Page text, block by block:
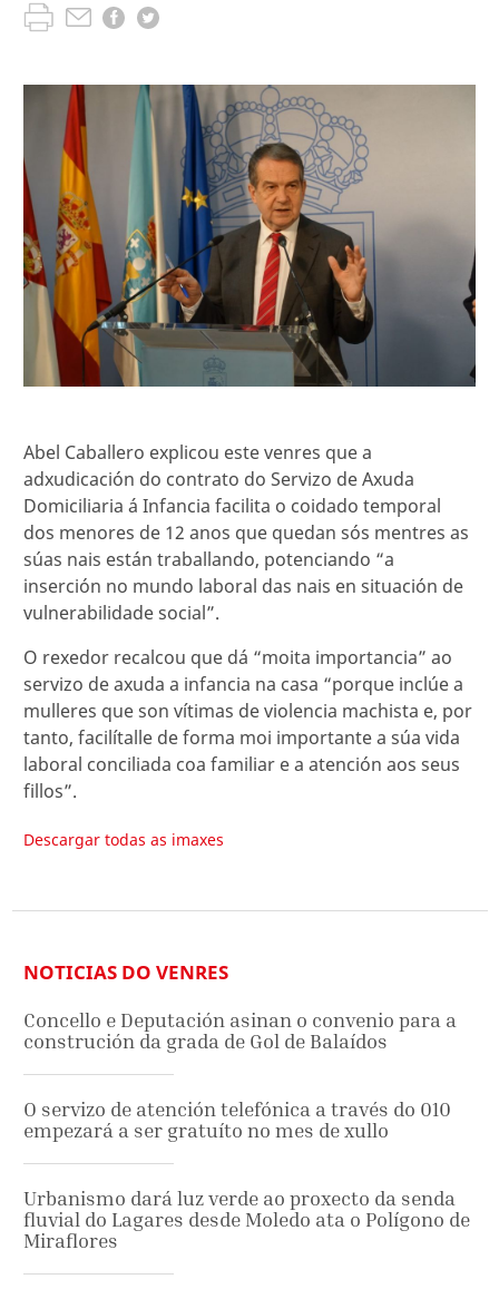
Abel Caballero explicou este venres que a
adxudicación do contrato do Servizo de Axuda
Domiciliaria á Infancia facilita o coidado temporal
dos menores de 12 anos que quedan sós mentres as
súas nais están traballando, potenciando “a
inserción no mundo laboral das nais en situación de
vulnerabilidade social”.
O rexedor recalcou que dá “moita importancia” ao
servizo de axuda a infancia na casa “porque inclúe a
mulleres que son vítimas de violencia machista e, por
tanto, facilítalle de forma moi importante a súa vida
laboral conciliada coa familiar e a atención aos seus
fillos”.
Descargar todas as imaxes
NOTICIAS DO VENRES
Concello e Deputación asinan o convenio para a
construción da grada de Gol de Balaídos
O servizo de atención telefónica a través do 010
empezará a ser gratuíto no mes de xullo
Urbanismo dará luz verde ao proxecto da senda
fluvial do Lagares desde Moledo ata o Polígono de
Miraflores